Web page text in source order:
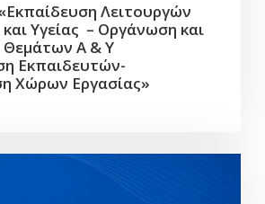
Λειτουργών
Υγείας – Οργάνωση και
Θεμάτων Α & Υ
Εκπαιδευτών-
Χώρων Εργασίας»